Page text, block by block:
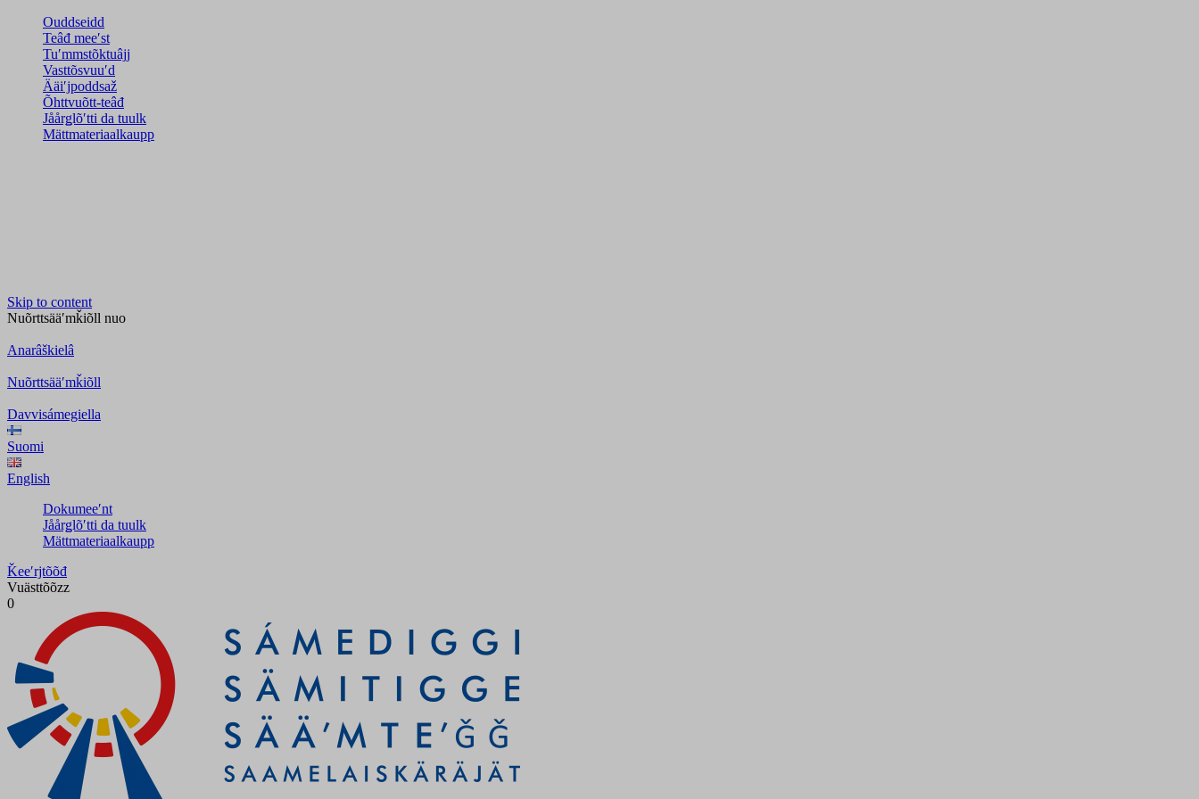
Ouddseidd
Teâđ meeʹst
Tuʹmmstõktuâjj
Vasttõsvuuʹd
Ääiʹjpoddsaž
Õhttvuõtt-teâđ
Jåårǥlõʹtti da tuulk
Mättmateriaalkaupp
Skip to content
Nuõrttsääʹmǩiõll nuo
Anarâškielâ
Nuõrttsääʹmǩiõll
Davvisámegiella
Suomi
English
Dokumeeʹnt
Jåårǥlõʹtti da tuulk
Mättmateriaalkaupp
Ǩeeʹrjtõõđ
Vuästtõõzz
0